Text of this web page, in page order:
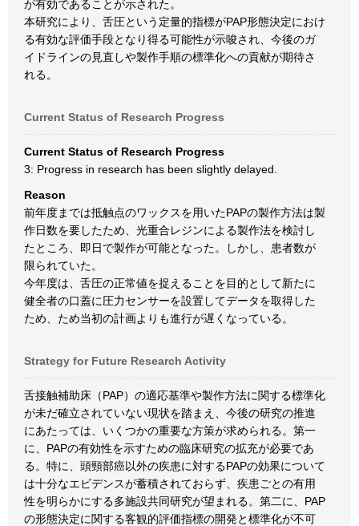
が有効であることが示された。
本研究により、舌圧という定量的指標がPAP形態決定におけ
る有効な評価手段となり得る可能性が示唆され、今後のガ
イドラインの見直しや製作手順の標準化への貢献が期待さ
れる。
Current Status of Research Progress
Current Status of Research Progress
3: Progress in research has been slightly delayed.
Reason
前年度までは抵触点のワックスを用いたPAPの製作方法は製
作日数を要したため、光重合レジンによる製作法を検討し
たところ、即日で製作が可能となった。しかし、患者数が
限られていた。
今年度は、舌圧の正常値を捉えることを目的として新たに
健全者の口蓋に圧力センサーを設置してデータを取得した
ため、ため当初の計画よりも進行が遅くなっている。
Strategy for Future Research Activity
舌接触補助床（PAP）の適応基準や製作方法に関する標準化
が未だ確立されていない現状を踏まえ、今後の研究の推進
にあたっては、いくつかの重要な方策が求められる。第一
に、PAPの有効性を示すための臨床研究の拡充が必要であ
る。特に、頭頸部癌以外の疾患に対するPAPの効果について
は十分なエビデンスが蓄積されておらず、疾患ごとの有用
性を明らかにする多施設共同研究が望まれる。第二に、PAP
の形態決定に関する客観的評価指標の開発と標準化が不可